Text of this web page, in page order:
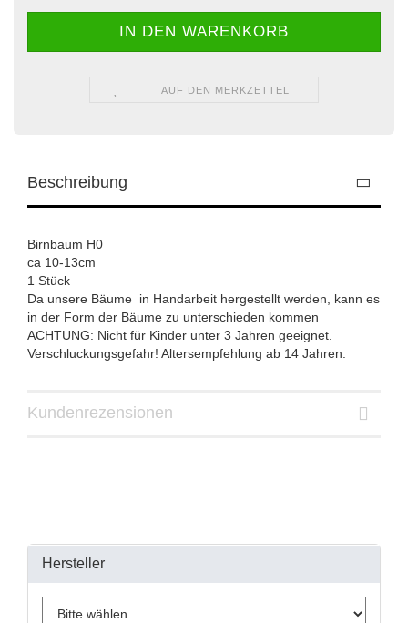
AUF DEN MERKZETTEL
Beschreibung
Birnbaum H0
ca 10-13cm
1 Stück
Da unsere Bäume in Handarbeit hergestellt werden, kann es
in der Form der Bäume zu unterschieden kommen
ACHTUNG: Nicht für Kinder unter 3 Jahren geeignet.
Verschluckungsgefahr! Altersempfehlung ab 14 Jahren.
Kundenrezensionen
Hersteller